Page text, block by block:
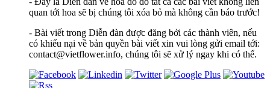
quan tới hoa sẽ bị chúng tôi xóa bỏ mà không cần báo trước!
- Bài viết trong Diễn đàn được đăng bởi các thành viên, nếu
có khiếu nại về bản quyền bài viết xin vui lòng gửi email tới:
contact@vietflower.info, chúng tôi sẽ xử lý ngay khi có thể.